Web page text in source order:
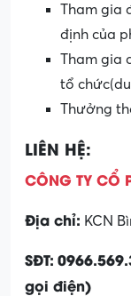
Tham gia
định của
Tham gia
tổ
Thưởng
LIÊN HỆ:
CÔNG TY CỔ
Địa chỉ: KCN
SĐT:
gọi điện)